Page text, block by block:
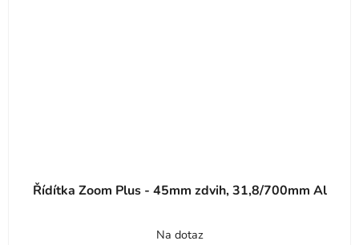
Řídítka Zoom Plus - 45mm zdvih, 31,8/700mm Al
Na dotaz